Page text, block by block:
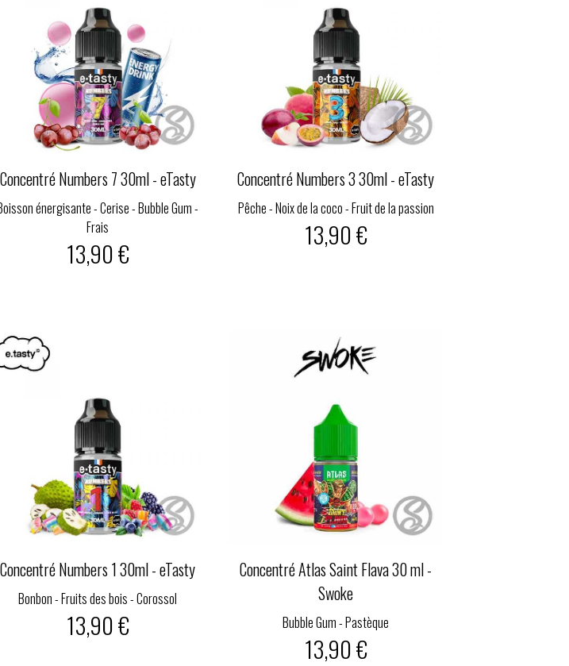
Concentré Numbers 7 30ml - eTasty
énergisante - Cerise - Bubble Gum -
Frais
13,90 €
Concentré Numbers 3 30ml - eTasty
Pêche - Noix de la coco - Fruit de la passion
13,90 €
Concentré Numbers 1 30ml - eTasty
Bonbon - Fruits des bois - Corossol
13,90 €
Concentré Atlas Saint Flava 30 ml -
Swoke
Bubble Gum - Pastèque
13,90 €